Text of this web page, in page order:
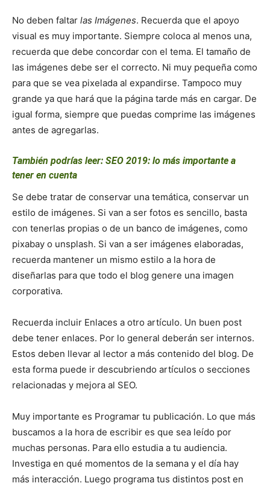
No deben faltar las Imágenes. Recuerda que el apoyo
visual es muy importante. Siempre coloca al menos una,
recuerda que debe concordar con el tema. El tamaño de
las imágenes debe ser el correcto. Ni muy pequeña como
para que se vea pixelada al expandirse. Tampoco muy
grande ya que hará que la página tarde más en cargar. De
igual forma, siempre que puedas comprime las imágenes
antes de agregarlas.
También podrías leer: SEO 2019: lo más importante a
tener en cuenta
Se debe tratar de conservar una temática, conservar un
estilo de imágenes. Si van a ser fotos es sencillo, basta
con tenerlas propias o de un banco de imágenes, como
pixabay o unsplash. Si van a ser imágenes elaboradas,
recuerda mantener un mismo estilo a la hora de
diseñarlas para que todo el blog genere una imagen
corporativa.
Recuerda incluir Enlaces a otro artículo. Un buen post
debe tener enlaces. Por lo general deberán ser internos.
Estos deben llevar al lector a más contenido del blog. De
esta forma puede ir descubriendo artículos o secciones
relacionadas y mejora al SEO.
Muy importante es Programar tu publicación. Lo que más
buscamos a la hora de escribir es que sea leído por
muchas personas. Para ello estudia a tu audiencia.
Investiga en qué momentos de la semana y el día hay
más interacción. Luego programa tus distintos post en